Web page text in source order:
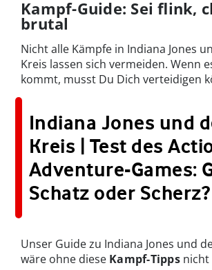
Kampf-Guide: Sei flink,
brutal
Nicht alle Kämpfe in Indiana Jones
Kreis lassen sich vermeiden. Wenn
kommt, musst Du Dich verteidigen
Indiana Jones und
Kreis | Test des
Adventure-Games:
Schatz oder Scherz?
Unser Guide zu Indiana Jones und
wäre ohne diese Kampf-Tipps